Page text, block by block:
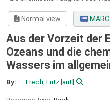
Normal view
Aus der Vorzeit der
Ozeans und die
Wassers im
By: Frech, Fritz[aut]